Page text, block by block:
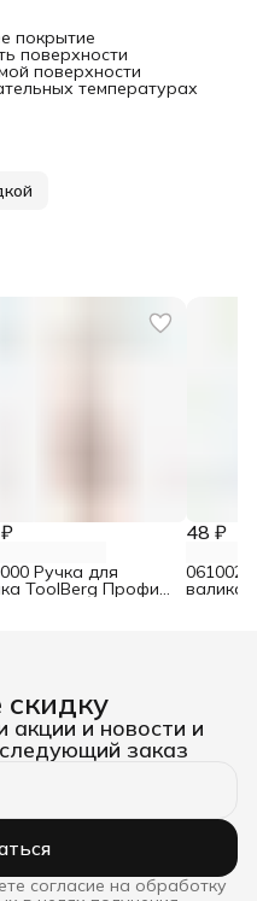
покрытие
поверхности
поверхности
температурах
Ручка для
ToolBerg Профи
48 ₽
валика
скидку
и новости и
заказ
согласие на обработку